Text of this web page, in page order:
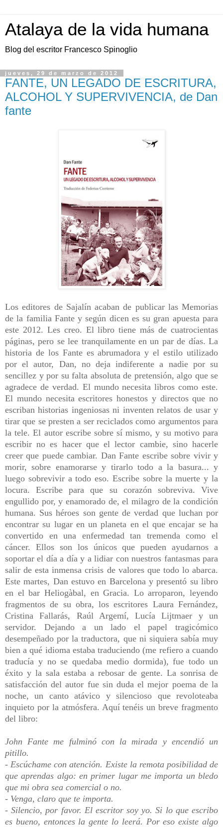
Atalaya de la vida humana
Blog del escritor Francesco Spinoglio
jueves, 29 de marzo de 2012
FANTE, UN LEGADO DE ESCRITURA,
ALCOHOL Y SUPERVIVENCIA, de Dan
fante
Los editores de Sajalín acaban de publicar las Memorias
de la familia Fante y según dicen es su gran apuesta para
este 2012. Les creo. El libro tiene más de cuatrocientas
páginas, pero se lee tranquilamente en un par de días. La
historia de los Fante es abrumadora y el estilo utilizado
por el autor, Dan, no deja indiferente a nadie por su
sencillez y por su falta absoluta de pretensión, algo que se
agradece de verdad. El mundo necesita libros como este.
El mundo necesita escritores honestos y directos que no
escriban historias ingeniosas ni inventen relatos de usar y
tirar que se presten a ser reciclados como argumentos para
la tele. El autor escribe sobre sí mismo, y su motivo para
escribir no es hacer que el lector cambie, sino hacerle
creer que puede cambiar. Dan Fante escribe sobre vivir y
morir, sobre enamorarse y tirarlo todo a la basura... y
luego sobrevivir a todo eso. Escribe sobre la muerte y la
locura. Escribe para que su corazón sobreviva. Vive
engullido por, y enamorado de, el milagro de la condición
humana. Sus héroes son gente de verdad que luchan por
encontrar su lugar en un planeta en el que encajar se ha
convertido en una enfermedad tan tremenda como el
cáncer. Ellos son los únicos que pueden ayudarnos a
soportar el día a día y a lidiar con nuestros fantasmas para
salir de esta inmensa crisis de valores que todo lo abarca.
Este martes, Dan estuvo en Barcelona y presentó su libro
en el bar Heliogàbal, en Gracia. Lo arroparon, leyendo
fragmentos de su obra, los escritores Laura Fernández,
Cristina Fallarás, Raúl Argemí, Lucía Lijtmaer y un
servidor. Dejando a un lado el papel tragicómico
desempeñado por la traductora, que ni siquiera sabía muy
bien a qué idioma estaba traduciendo (me refiero a cuando
traducía y no se quedaba medio dormida), fue todo un
éxito y la sala estaba a rebosar de gente. La sonrisa de
satisfacción del autor fue sin duda el mejor poema de la
noche, un canto atávico y silencioso que revoloteaba
inquieto por la atmósfera. Aquí tenéis un breve fragmento
del libro:
John Fante me fulminó con la mirada y encendió un
pitillo.
- Escúchame con atención. Existe la remota posibilidad de
que aprendas algo: en primer lugar me importa un bledo
que mi obra sea comercial o no.
- Venga, claro que te importa.
- Silencio, por favor. El escritor soy yo. Si lo que escribo
es bueno, entonces la gente lo leerá. Por eso existe algo